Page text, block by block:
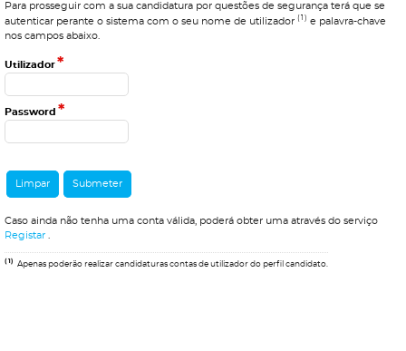
Para prosseguir com a sua candidatura por questões de segurança terá que se
autenticar perante o sistema com o seu nome de utilizador (1) e palavra-chave
nos campos abaixo.
Utilizador*
Password *
Caso ainda não tenha uma conta válida, poderá obter uma através do serviço
Registar
(1) Apenas poderão realizar candidaturas contas de utilizador do perfil candidato.